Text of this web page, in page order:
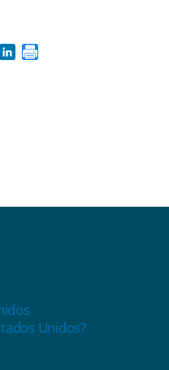
windowwindow
a new window
Opens in a new window
Unidos?